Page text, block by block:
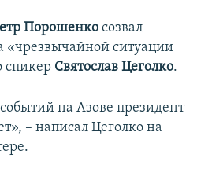
Порошенко созвал
«чрезвычайной ситуации
спикер Святослав Цеголко.
на Азове президент
– написал Цеголко на